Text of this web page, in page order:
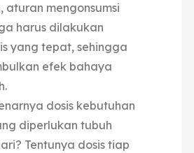
aturan mengonsumsi
harus dilakukan
yang tepat, sehingga
efek bahaya
dosis kebutuhan
diperlukan tubuh
Tentunya dosis tiap